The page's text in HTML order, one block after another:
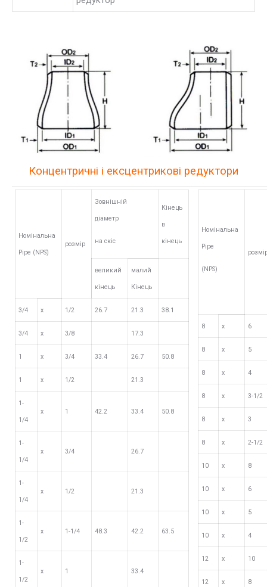
Концентричні і ексцентрикові редуктори
Номінальна
Pipe (NPS)
розмір
Зовнішній
діаметр
на скіс
Кінець
в
кінець
великий
кінець
малий
Кінець
3/4 х 1/2 26.7 21.3 38.1
3/4 х 3/8 17.3
1 х 3/4 33.4 26.7 50.8
1 х 1/2 21.3
1-
1/4
х 1 42.2 33.4 50.8
1-
1/4
х 3/4 26.7
1-
1/4
х 1/2 21.3
1-
1/2
х 1-1/4 48.3 42.2 63.5
1-
1/2
х 1 33.4
Номінальна
Pipe
(NPS)
8 х 6
8 х 5
8 х 4
8 х 3-1/2
8 х 3
8 х 2-1/2
10 х 8
10 х 6
10 х 5
10 х 4
12 х 10
12 х 8